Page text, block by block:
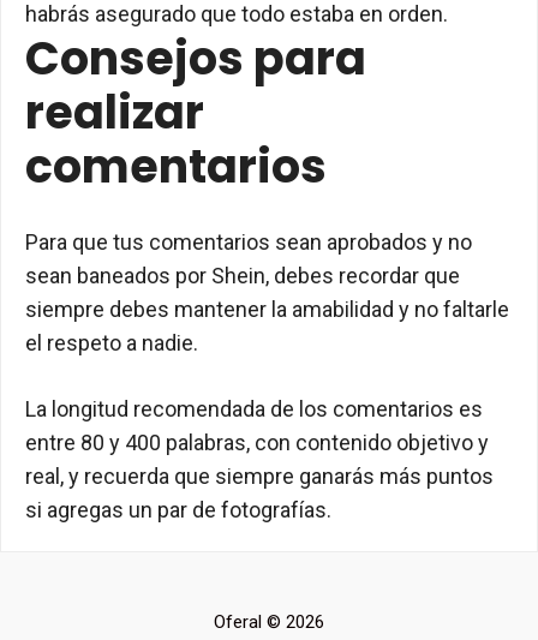
habrás asegurado que todo estaba en orden.
Consejos para
realizar
comentarios
Para que tus comentarios sean aprobados y no
sean baneados por Shein, debes recordar que
siempre debes mantener la amabilidad y no faltarle
el respeto a nadie.
La longitud recomendada de los comentarios es
entre 80 y 400 palabras, con contenido objetivo y
real, y recuerda que siempre ganarás más puntos
si agregas un par de fotografías.
Oferal © 2026